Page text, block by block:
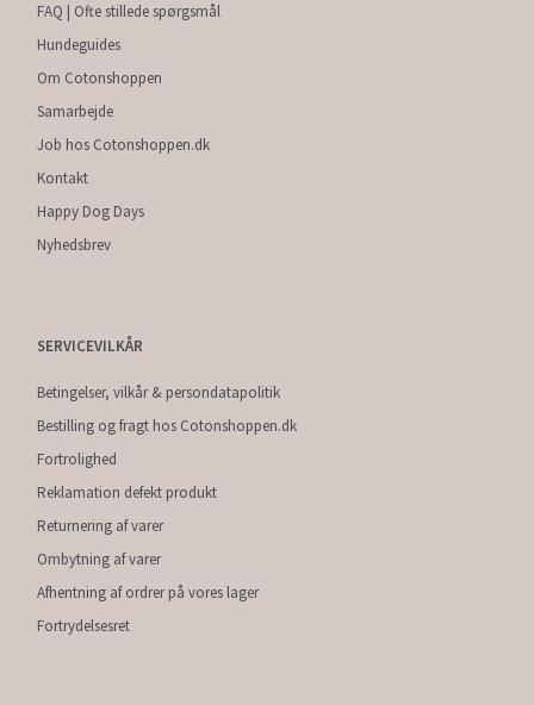
FAQ | Ofte stillede spørgsmål
Hundeguides
Om Cotonshoppen
Samarbejde
Job hos Cotonshoppen.dk
Kontakt
Happy Dog Days
Nyhedsbrev
SERVICEVILKÅR
Betingelser, vilkår & persondatapolitik
Bestilling og fragt hos Cotonshoppen.dk
Fortrolighed
Reklamation defekt produkt
Returnering af varer
Ombytning af varer
Afhentning af ordrer på vores lager
Fortrydelsesret